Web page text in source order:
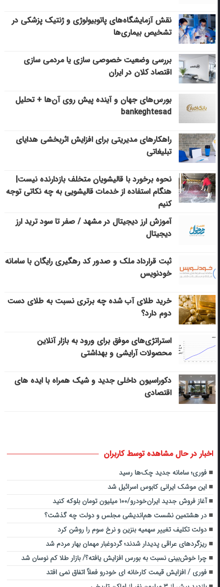
نقش آزمایشگاه‌های پاتوبیولوژی و ژنتیک پزشکی در
تشخیص بیماری‌ها
بررسی وضعیت خصوصی سازی یا مردمی سازی
اقتصاد کلان در ایران
بورس‌های جهان و آینده پیش روی آن‌ها + تحلیل
bankeghtesad
راهکارهای مدیریتی برای افزایش اثربخشی هدایای
تبلیغاتی
نحوه برخورد با قالیشویان متخلف بازدارنده نیست|
هنگام استفاده از خدمات قالیشویی به چه نکاتی توجه
کنیم
آموزش ارز دیجیتال در مشهد / صفر تا سود ترید ارز
دیجیتال
ثبت قرارداد ملک و صدور کد رهگیری رایگان با سامانه
خودنویس
خرید طلای آب شده چه برتری نسبت به طلای دست
دوم دارد؟
استراتژی‌های موفق برای ورود به بازار آنلاین
محصولات آرایشی و بهداشتی
دکوراسیون داخلی جدید و شیک همراه با ایده های
اقتصادی
اخبار در حال مشاهده توسط کاربران
فوری؛ سامانه جدید چک‌ها رسید
این موشک ایرانی کابوس اسرائیل شد
آغاز فروش جدید ایران‌خودرو/۱۰۰ میلیون تومان بلوکه کنید
در هشتمین نشست هم‌اندیشی مجلس و دولت چه گذشت؟
دولت تکلیف تغییر سهمیه بنزین و نرخ سوم را روشن کرد
ریزگردهای‌ عراقی پدیدار شدند؛ گردوغبار مهمان بهار مردم شد
چرا خوش‌بینی نسبت به بورس افزایش یافته؟/ بازار طلا کم نوسان شد
فوری / افزایش قیمت کارخانه ای خودرو فعلاً اتفاق نمی افتد